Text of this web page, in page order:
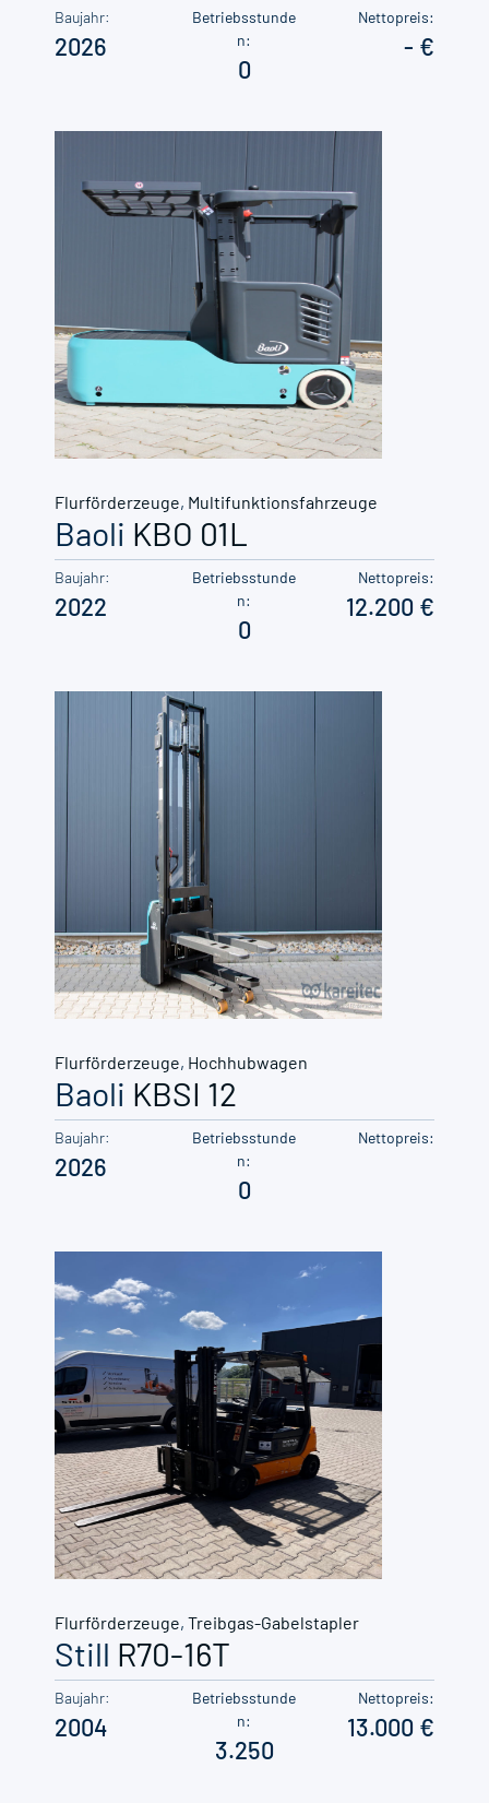
Baujahr:
2026
Betriebsstunde
n:
0
Nettopreis:
-
Flurförderzeuge, Multifunktionsfahrzeuge
Baoli KBO 01L
Baujahr:
2022
Betriebsstunde
n:
0
Nettopreis:
12.200
Flurförderzeuge, Hochhubwagen
Baoli KBSI 12
Baujahr:
2026
Betriebsstunde
n:
0
Nettopreis:
Flurförderzeuge, Treibgas-Gabelstapler
Still R70-16T
Baujahr:
2004
Betriebsstunde
n:
3.250
Nettopreis:
13.000